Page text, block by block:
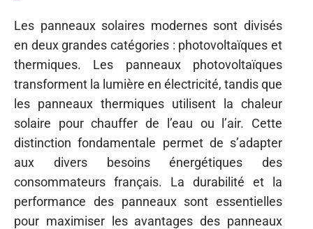
Les panneaux solaires modernes sont divisés
en deux grandes catégories : photovoltaïques et
thermiques. Les panneaux photovoltaïques
transforment la lumière en électricité, tandis que
les panneaux thermiques utilisent la chaleur
solaire pour chauffer de l’eau ou l’air. Cette
distinction fondamentale permet de s’adapter
aux divers besoins énergétiques des
consommateurs français. La durabilité et la
performance des panneaux sont essentielles
pour maximiser les avantages des panneaux